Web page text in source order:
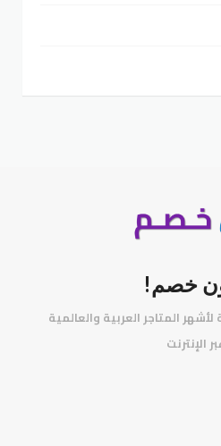
خصم!
المتاجر العربية والعالمية
الإنترنت